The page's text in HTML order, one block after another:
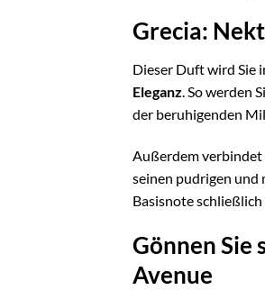
Grecia:
Dieser Duft wird Sie
Eleganz. So werden
der beruhigenden
Außerdem verbindet
seinen pudrigen und
Basisnote
Gönnen Sie
Avenue